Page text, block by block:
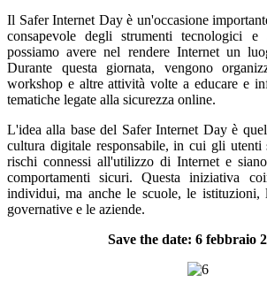
Il Safer Internet Day è un'occasione
consapevole degli strumenti tecnologici
possiamo avere nel rendere Internet un
Durante questa giornata, vengono
workshop e altre attività volte a educare e
tematiche legate alla sicurezza online.
L'idea alla base del Safer Internet Day è
cultura digitale responsabile, in cui gli utenti
rischi connessi all'utilizzo di Internet e
comportamenti sicuri. Questa iniziativa
individui, ma anche le scuole, le istituzioni,
governative e le aziende.
Save the date: 6 febbraio